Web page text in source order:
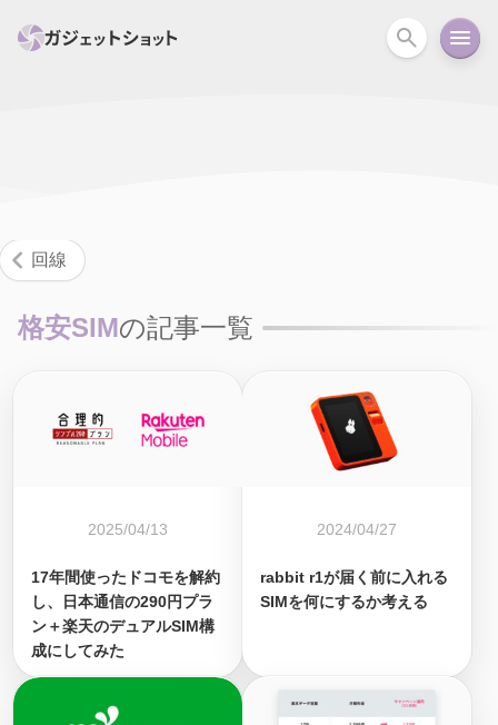
セール情報
回線
ガイド ニュース オーディオ 周辺機器
回線
格安SIMの記事一覧
2025/04/13
17年間使ったドコモを解約
し、日本通信の290円プラ
ン＋楽天のデュアルSIM構
成にしてみた
2024/04/27
rabbit r1が届く前に入れる
SIMを何にするか考える